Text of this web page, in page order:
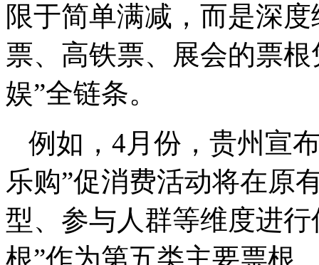
限于简单满减，而是深
票、高铁票、展会的票
娱”全链条。
例如，4月份，贵州宣
乐购”促消费活动将在原
型、参与人群等维度进
根”作为第五类主要票根